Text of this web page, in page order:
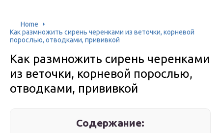
Home
Как размножить сирень черенками из веточки, корневой
порослью, отводками, прививкой
Как размножить сирень черенками
из веточки, корневой порослью,
отводками, прививкой
Содержание: